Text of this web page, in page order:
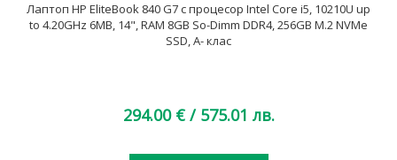
Лаптоп HP EliteBook 840 G7 с процесор Intel Core i5, 10210U up
to 4.20GHz 6MB, 14", RAM 8GB So-Dimm DDR4, 256GB M.2 NVMe
SSD, A- клас
294.00 € / 575.01 лв.